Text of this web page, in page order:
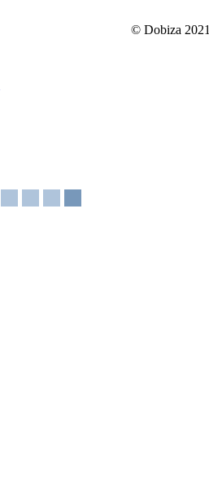
© Dobiza 2021